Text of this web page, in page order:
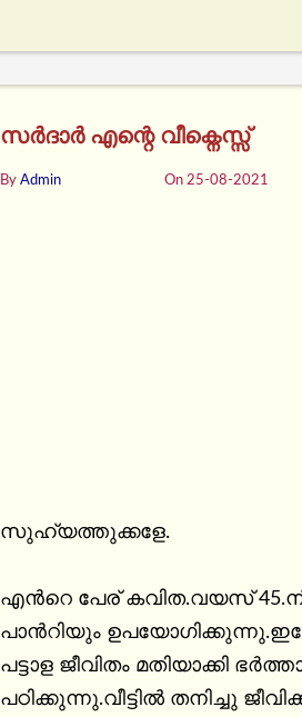
സർദാർ എന്റെ വീക്നെസ്സ്
ByAdmin On 25-08-2021
സുഹ്യത്തുക്കളേ.
എൻറെ പേര് കവിത.വയസ്
പാൻറിയും
പട്ടാള ജീവിതം മതിയാക്കി
പഠിക്കുന്നു.വീട്ടിൽ തനിച്ചു